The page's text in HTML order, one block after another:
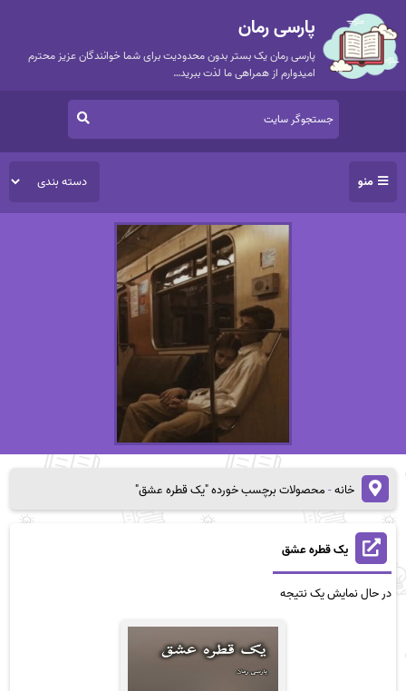
پارسی رمان
پارسی رمان یک بستر بدون محدودیت برای شما خوانندگان عزیز محترم
امیدوارم از همراهی ما لذت ببرید…
منو
خانه-محصولات برچسب خورده "یک قطره عشق"
یک قطره عشق
در حال نمایش یک نتیجه